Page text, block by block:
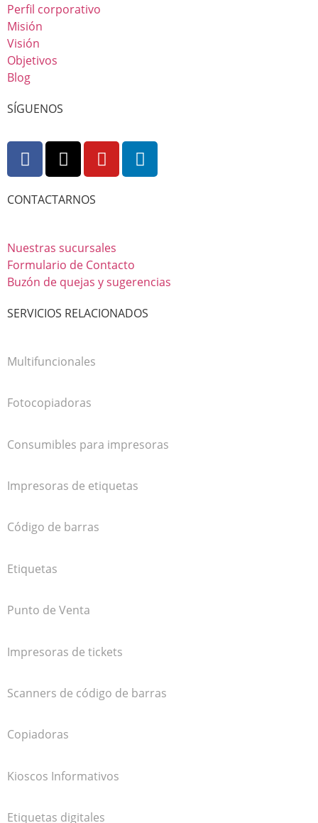
Perfil corporativo
Misión
Visión
Objetivos
Blog
SÍGUENOS
CONTACTARNOS
Nuestras sucursales
Formulario de Contacto
Buzón de quejas y sugerencias
SERVICIOS RELACIONADOS
Multifuncionales
Fotocopiadoras
Consumibles para impresoras
Impresoras de etiquetas
Código de barras
Etiquetas
Punto de Venta
Impresoras de tickets
Scanners de código de barras
Copiadoras
Kioscos Informativos
Etiquetas digitales